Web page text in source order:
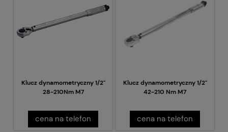
Klucz dynamometryczny 1/2"
28-210Nm M7
cena na telefon
Klucz dynamometryczny 1/2"
42-210 Nm M7
cena na telefon